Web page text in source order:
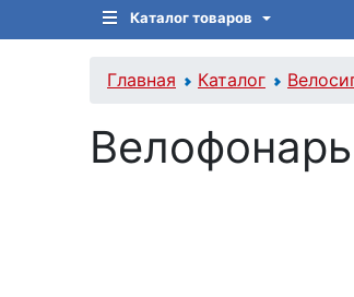
Каталог товаров
Главная Каталог